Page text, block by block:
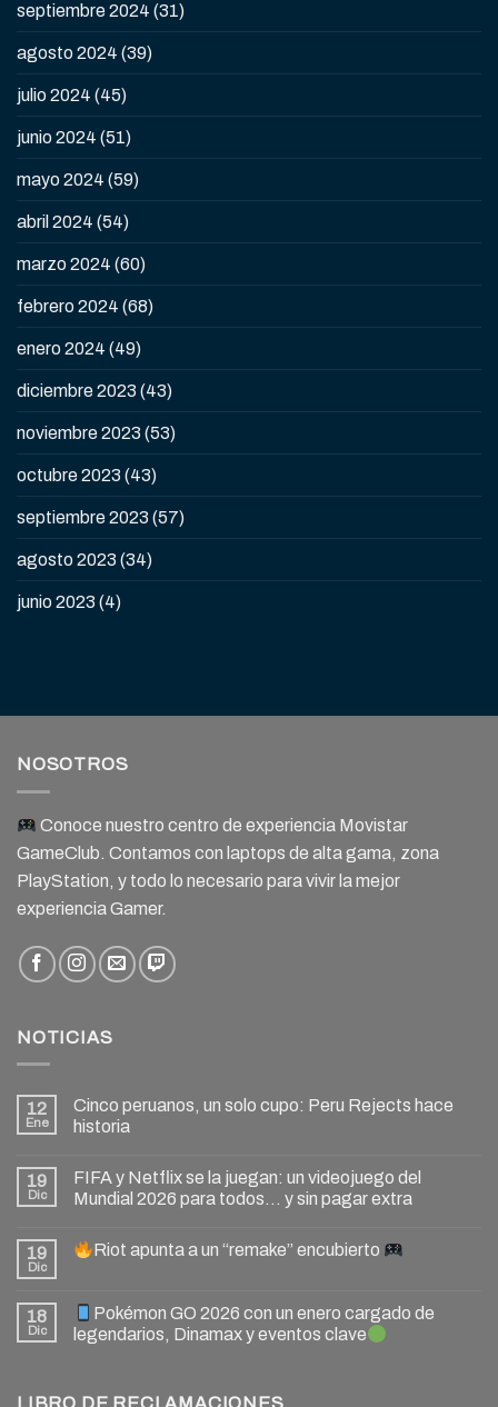
septiembre 2024 (31)
agosto 2024 (39)
julio 2024 (45)
junio 2024 (51)
mayo 2024 (59)
abril 2024 (54)
marzo 2024 (60)
febrero 2024 (68)
enero 2024 (49)
diciembre 2023 (43)
noviembre 2023 (53)
octubre 2023 (43)
septiembre 2023 (57)
agosto 2023 (34)
junio 2023 (4)
NOSOTROS
Conoce nuestro centro de experiencia Movistar
GameClub. Contamos con laptops de alta gama, zona
PlayStation, y todo lo necesario para vivir la mejor
experiencia Gamer.
NOTICIAS
12
Ene
Cinco peruanos, un solo cupo: Peru Rejects hace
historia
19
Dic
FIFA y Netflix se la juegan: un videojuego del
Mundial 2026 para todos… y sin pagar extra
19
Dic
Riot apunta a un “remake” encubierto
18
Dic
Pokémon GO 2026 con un enero cargado de
legendarios, Dinamax y eventos clave